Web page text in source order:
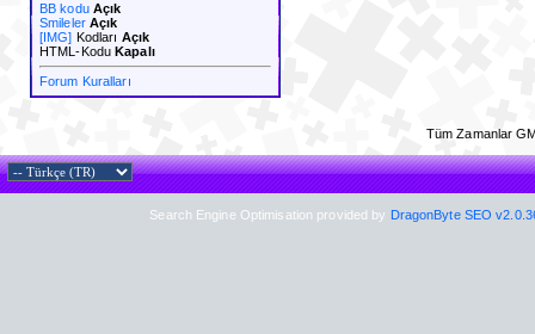
BB kodu Açık
Smileler Açık
[IMG] Kodları Açık
HTML-KoduKapalı
Forum Kuralları
Tüm Zamanlar
Search Engine Optimisation provided by DragonByte SEO